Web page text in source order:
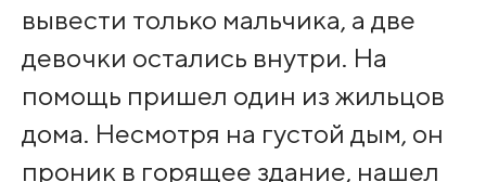
вывести только мальчика, а две
девочки остались внутри. На
помощь пришел один из жильцов
дома. Несмотря на густой дым, он
проник в горящее здание, нашел